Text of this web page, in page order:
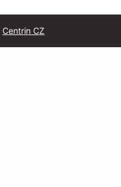
Centrin CZ